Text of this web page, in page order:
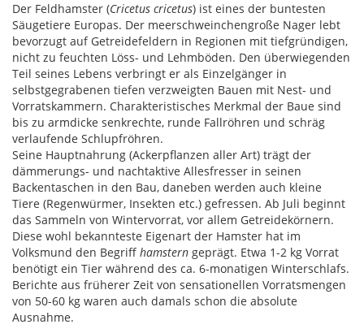
Der Feldhamster (Cricetus cricetus) ist eines der buntesten
Säugetiere Europas. Der meerschweinchengroße Nager lebt
bevorzugt auf Getreidefeldern in Regionen mit tiefgründigen,
nicht zu feuchten Löss- und Lehmböden. Den überwiegenden
Teil seines Lebens verbringt er als Einzelgänger in
selbstgegrabenen tiefen verzweigten Bauen mit Nest- und
Vorratskammern. Charakteristisches Merkmal der Baue sind
bis zu armdicke senkrechte, runde Fallröhren und schräg
verlaufende Schlupfröhren.
Seine Hauptnahrung (Ackerpflanzen aller Art) trägt der
dämmerungs- und nachtaktive Allesfresser in seinen
Backentaschen in den Bau, daneben werden auch kleine
Tiere (Regenwürmer, Insekten etc.) gefressen. Ab Juli beginnt
das Sammeln von Wintervorrat, vor allem Getreidekörnern.
Diese wohl bekannteste Eigenart der Hamster hat im
Volksmund den Begriff hamstern geprägt. Etwa 1-2 kg Vorrat
benötigt ein Tier während des ca. 6-monatigen Winterschlafs.
Berichte aus früherer Zeit von sensationellen Vorratsmengen
von 50-60 kg waren auch damals schon die absolute
Ausnahme.